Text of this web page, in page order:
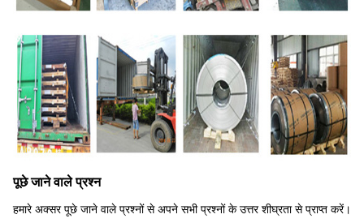
पूछे जाने वाले प्रश्न
हमारे अक्सर पूछे जाने वाले प्रश्नों से अपने सभी प्रश्नों के उत्तर शीघ्रता से प्राप्त करें।